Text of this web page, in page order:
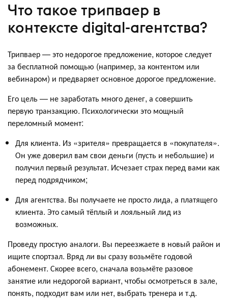
Что такое трипваер в
контексте digital-агентства?
Трипваер — это недорогое предложение, которое следует
за бесплатной помощью (например, за контентом или
вебинаром) и предваряет основное дорогое предложение.
Его цель — не заработать много денег, а совершить
первую транзакцию. Психологически это мощный
переломный момент:
Для клиента. Из «зрителя» превращается в «покупателя».
Он уже доверил вам свои деньги (пусть и небольшие) и
получил первый результат. Исчезает страх перед вами как
перед подрядчиком;
Для агентства. Вы получаете не просто лида, а платящего
клиента. Это самый тёплый и лояльный лид из
возможных.
Проведу простую аналоги. Вы переезжаете в новый район и
ищите спортзал. Вряд ли вы сразу возьмёте годовой
абонемент. Скорее всего, сначала возьмёте разовое
занятие или недорогой вариант, чтобы осмотреться в зале,
понять, подходит вам или нет, выбрать тренера и т.д.